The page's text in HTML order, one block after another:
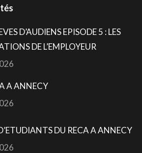
D’AUDIENS EPISODE 5 : LES
DE L’EMPLOYEUR
A ANNECY
DU RECA A ANNECY